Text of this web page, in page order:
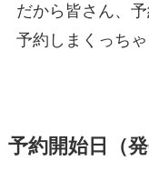
だから皆さん、
予約しまくっちゃ
予約開始日（